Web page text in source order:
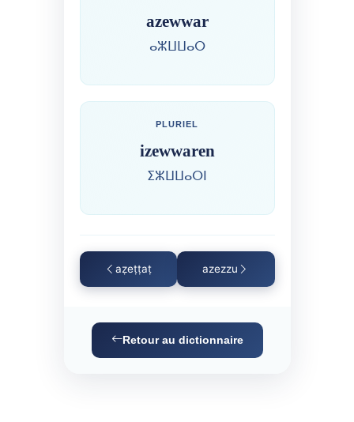
azewwar
ⴰⵣⵡⵡⴰⵔ
PLURIEL
izewwaren
ⵉⵣⵡⵡⴰⵔⵏ
aẓeṭṭaṭ azezzu
Retour au dictionnaire